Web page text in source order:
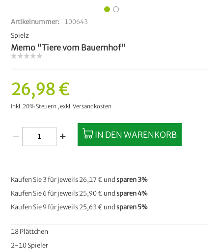
Artikelnummer
100643
Spielz
Memo "Tiere vom Bauernhof"
18 Plättchen
2-10 Spieler
26,98 €
Inkl. 20% Steuern ,exkl.Versandkosten
IN DEN WARENKORB
Kaufen Sie 3 für jeweils26,17 € undsparen3%
Kaufen Sie 6 für jeweils25,90 € undsparen4%
Kaufen Sie 9 für jeweils25,63 € undsparen5%